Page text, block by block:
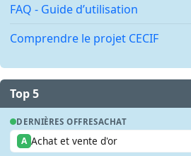
FAQ - Guide d’utilisation
Comprendre le projet CECIF
Top 5
DERNIÈRES OFFRESACHAT
A Achat et vente d'or